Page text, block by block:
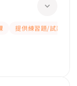
提供練習題/試題